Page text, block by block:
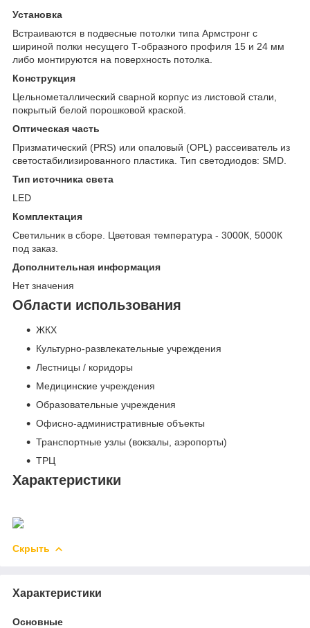
Установка
Встраиваются в подвесные потолки типа Армстронг с
шириной полки несущего Т-образного профиля 15 и 24 мм
либо монтируются на поверхность потолка.
Конструкция
Цельнометаллический сварной корпус из листовой стали,
покрытый белой порошковой краской.
Оптическая часть
Призматический (PRS) или опаловый (OPL) рассеиватель из
светостабилизированного пластика. Тип светодиодов: SMD.
Тип источника света
LED
Комплектация
Светильник в сборе. Цветовая температура - 3000К, 5000К
под заказ.
Дополнительная информация
Нет значения
Области использования
ЖКХ
Культурно-развлекательные учреждения
Лестницы / коридоры
Медицинские учреждения
Образовательные учреждения
Офисно-административные объекты
Транспортные узлы (вокзалы, аэропорты)
ТРЦ
Характеристики
Скрыть
Характеристики
Основные